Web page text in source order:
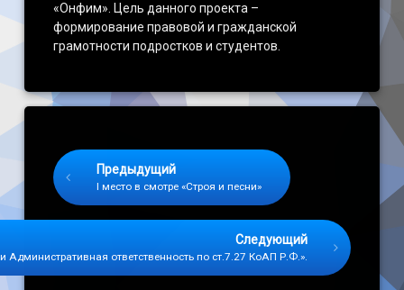
«Онфим». Цель данного проекта –
формирование правовой и гражданской
грамотности подростков и студентов.
Предыдущий
I место в смотре «Строя и песни»
Следующий
Административная ответственность по ст.7.27 КоАП Р.Ф.».